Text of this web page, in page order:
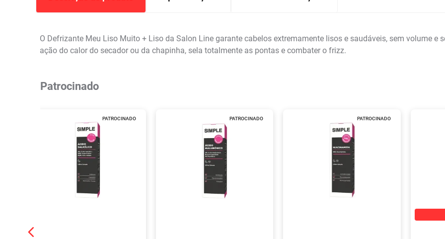
O Defrizante Meu Liso Muito + Liso da Salon Line garante cabelos extremamente lisos e saudáveis, sem volume e
ação do calor do secador ou da chapinha, sela totalmente as pontas e combater o frizz.
Patrocinado
PATROCINADO PATROCINADO PATROCINADO